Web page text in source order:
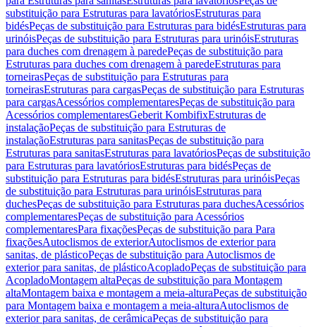
substituição para Estruturas para lavatóriosEstruturas para
bidésPeças de substituição para Estruturas para bidésEstruturas para
urinóisPeças de substituição para Estruturas para urinóisEstruturas
para duches com drenagem à paredePeças de substituição para
Estruturas para duches com drenagem à paredeEstruturas para
torneirasPeças de substituição para Estruturas para
torneirasEstruturas para cargasPeças de substituição para Estruturas
para cargasAcessórios complementaresPeças de substituição para
Acessórios complementaresGeberit KombifixEstruturas de
instalaçãoPeças de substituição para Estruturas de
instalaçãoEstruturas para sanitasPeças de substituição para
Estruturas para sanitasEstruturas para lavatóriosPeças de substituição
para Estruturas para lavatóriosEstruturas para bidésPeças de
substituição para Estruturas para bidésEstruturas para urinóisPeças
de substituição para Estruturas para urinóisEstruturas para
duchesPeças de substituição para Estruturas para duchesAcessórios
complementaresPeças de substituição para Acessórios
complementaresPara fixaçõesPeças de substituição para Para
fixaçõesAutoclismos de exteriorAutoclismos de exterior para
sanitas, de plásticoPeças de substituição para Autoclismos de
exterior para sanitas, de plásticoAcopladoPeças de substituição para
AcopladoMontagem altaPeças de substituição para Montagem
altaMontagem baixa e montagem a meia-alturaPeças de substituição
para Montagem baixa e montagem a meia-alturaAutoclismos de
exterior para sanitas, de cerâmicaPeças de substituição para